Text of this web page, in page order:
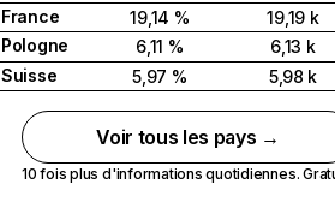
France
19,14 %
19,19 k
Pologne
6,11 %
6,13 k
Suisse
5,97 % 5,98 k
Voir tous les pays →
10 fois plus d'informations quotidiennes.